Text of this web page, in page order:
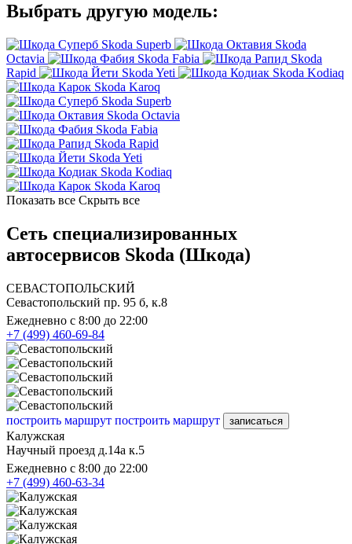
Выбрать другую модель:
Skoda Superb
Skoda
Octavia
Skoda Fabia
Skoda
Rapid
Skoda Yeti
Skoda Kodiaq
Skoda Karoq
Skoda Superb
Skoda Octavia
Skoda Fabia
Skoda Rapid
Skoda Yeti
Skoda Kodiaq
Skoda Karoq
Показать все Скрыть все
Сеть специализированных
автосервисов Skoda (Шкода)
СЕВАСТОПОЛЬСКИЙ
Севастопольский пр. 95 б, к.8
Ежедневно с 8:00 до 22:00
+7 (499) 460-69-84
построить маршрут построить маршрут записаться
Калужская
Научный проезд д.14а к.5
Ежедневно с 8:00 до 22:00
+7 (499) 460-63-34